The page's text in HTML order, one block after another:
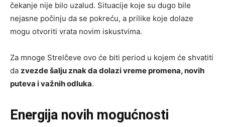
čekanje nije bilo uzalud. Situacije koje su dugo bile
nejasne počinju da se pokreću, a prilike koje dolaze
mogu otvoriti vrata novim iskustvima.
Za mnoge Strelčeve ovo će biti period u kojem će shvatiti
da zvezde šalju znak da dolazi vreme promena, novih
puteva i važnih odluka.
Energija novih mogućnosti